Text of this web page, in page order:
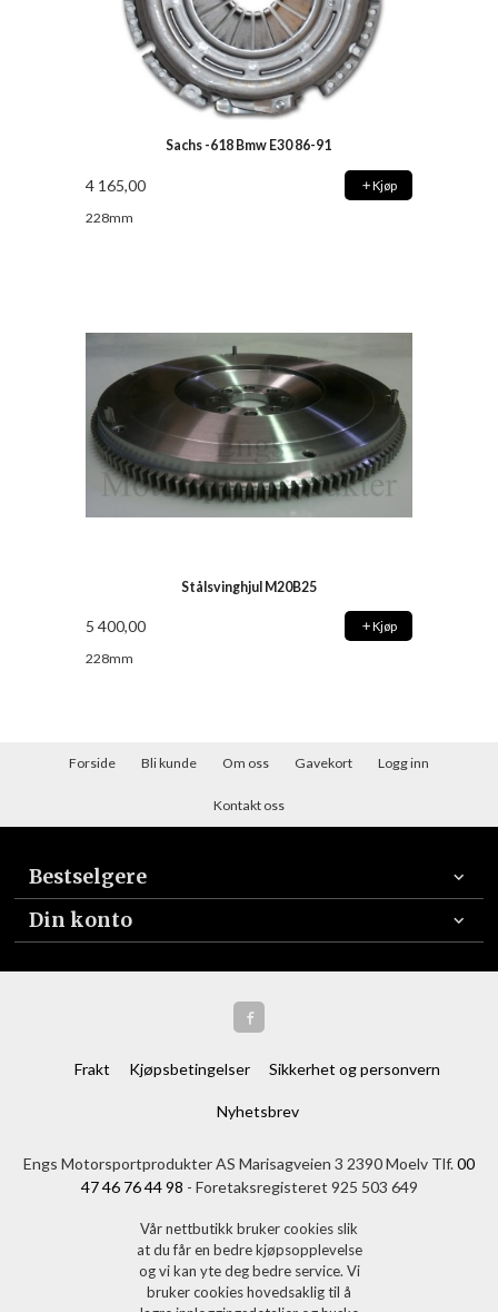
Sachs -618 Bmw E30 86-91
4 165,00 Kjøp
228mm
Stålsvinghjul M20B25
5 400,00 Kjøp
228mm
Forside Bli kunde Om oss Gavekort Logg inn
Kontakt oss
Bestselgere
Din konto
Frakt Kjøpsbetingelser Sikkerhet og personvern
Nyhetsbrev
Engs Motorsportprodukter AS Marisagveien 3 2390 Moelv Tlf.00
47 46 76 44 98 - Foretaksregisteret 925 503 649
Vår nettbutikk bruker cookies slik
at du får en bedre kjøpsopplevelse
og vi kan yte deg bedre service. Vi
bruker cookies hovedsaklig til å